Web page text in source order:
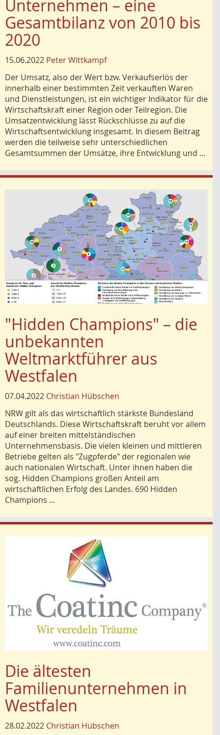
Unternehmen – eine
Gesamtbilanz von 2010 bis
2020
15.06.2022 Peter Wittkampf
Der Umsatz, also der Wert bzw. Verkaufserlös der
innerhalb einer bestimmten Zeit verkauften Waren
und Dienstleistungen, ist ein wichtiger Indikator für die
Wirtschaftskraft einer Region oder Teilregion. Die
Umsatzentwicklung lässt Rückschlüsse zu auf die
Wirtschaftsentwicklung insgesamt. In diesem Beitrag
werden die teilweise sehr unterschiedlichen
Gesamtsummen der Umsätze, ihre Entwicklung und …
"Hidden Champions" – die
unbekannten
Weltmarktführer aus
Westfalen
07.04.2022 Christian Hübschen
NRW gilt als das wirtschaftlich stärkste Bundesland
Deutschlands. Diese Wirtschaftskraft beruht vor allem
auf einer breiten mittelständischen
Unternehmensbasis. Die vielen kleinen und mittleren
Betriebe gelten als "Zugpferde" der regionalen wie
auch nationalen Wirtschaft. Unter ihnen haben die
sog. Hidden Champions großen Anteil am
wirtschaftlichen Erfolg des Landes. 690 Hidden
Champions …
Die ältesten
Familienunternehmen in
Westfalen
28.02.2022 Christian Hübschen